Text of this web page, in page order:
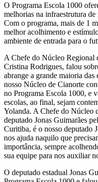
O Programa Escola 1000
melhorias na infraestrutura de
Com o programa, mais de 1
melhor acolhimento e
ambiente de entrada para o
A Chefe do Núcleo Regional
Cristina Rodrigues, falou
abrange a grande maioria
nosso Núcleo de Cianorte
no Programa Escola 1000, e
escolas, ao final, sejam
Yolanda. A Chefe do Núcleo
deputado Jonas Guimarães
Curitiba, é o nosso deputado
nos ajuda naquilo que
importância, sempre
sua equipe para nos auxiliar
O deputado estadual Jonas